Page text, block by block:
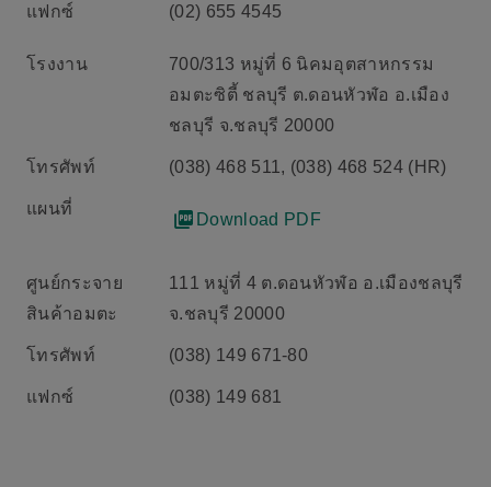
แฟกซ์ (02) 655 4545
โรงงาน
700/313 หมู่ที่ 6 นิคมอุตสาหกรรม
อมตะซิตี้ ชลบุรี ต.ดอนหัวฬ่อ อ.เมือง
ชลบุรี จ.ชลบุรี 20000
โทรศัพท์ (038) 468 511, (038) 468 524 (HR)
แผนที่
Download PDF
ศูนย์กระจาย
สินค้าอมตะ
111 หมู่ที่ 4 ต.ดอนหัวฬ่อ อ.เมืองชลบุรี
จ.ชลบุรี 20000
โทรศัพท์ (038) 149 671-80
แฟกซ์ (038) 149 681